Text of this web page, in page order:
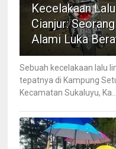
Kecelakaan
Cianjur:
Alami Luka
Sebuah kecelakaan lalu
tepatnya di Kampung
Kecamatan Sukaluyu, Ka...